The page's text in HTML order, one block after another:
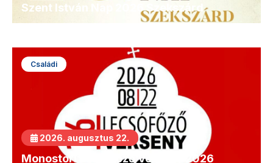
Szent István Nap 2026 Szekszárd
Családi
2026. augusztus 22.
Monostori Lecsófőző Verseny 2026